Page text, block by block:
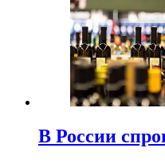
В России